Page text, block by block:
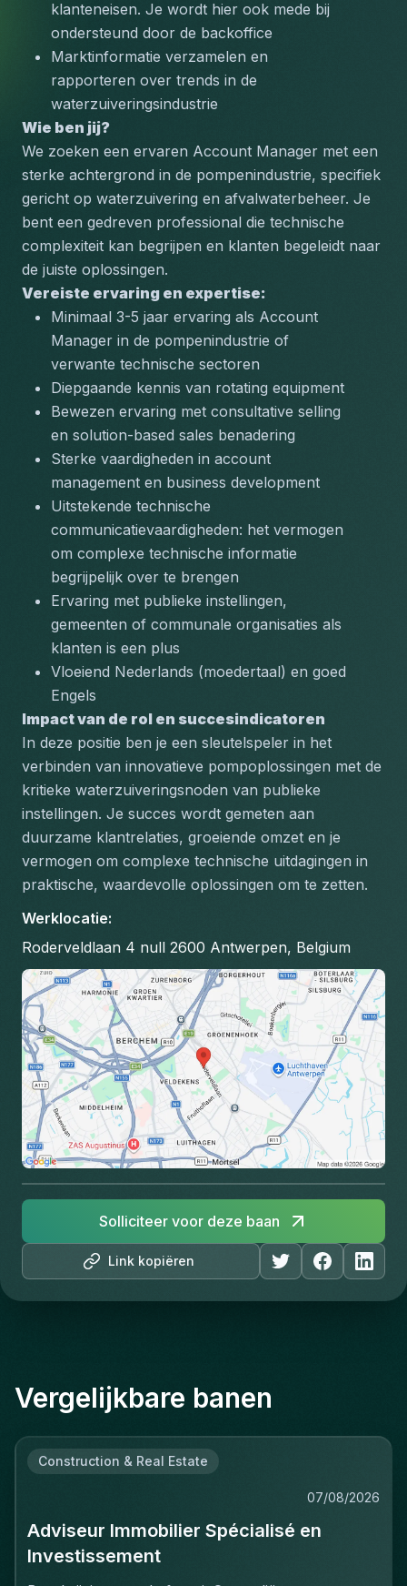
klanteneisen. Je wordt hier ook mede bij
ondersteund door de backoffice
Marktinformatie verzamelen en
rapporteren over trends in de
waterzuiveringsindustrie
Wie ben jij?
We zoeken een ervaren Account Manager met een
sterke achtergrond in de pompenindustrie, specifiek
gericht op waterzuivering en afvalwaterbeheer. Je
bent een gedreven professional die technische
complexiteit kan begrijpen en klanten begeleidt naar
de juiste oplossingen.
Vereiste ervaring en expertise:
Minimaal 3-5 jaar ervaring als Account
Manager in de pompenindustrie of
verwante technische sectoren
Diepgaande kennis van rotating equipment
Bewezen ervaring met consultative selling
en solution-based sales benadering
Sterke vaardigheden in account
management en business development
Uitstekende technische
communicatievaardigheden: het vermogen
om complexe technische informatie
begrijpelijk over te brengen
Ervaring met publieke instellingen,
gemeenten of communale organisaties als
klanten is een plus
Vloeiend Nederlands (moedertaal) en goed
Engels
Impact van de rol en succesindicatoren
In deze positie ben je een sleutelspeler in het
verbinden van innovatieve pompoplossingen met de
kritieke waterzuiveringsnoden van publieke
instellingen. Je succes wordt gemeten aan
duurzame klantrelaties, groeiende omzet en je
vermogen om complexe technische uitdagingen in
praktische, waardevolle oplossingen om te zetten.
Werklocatie:
Roderveldlaan 4 null 2600 Antwerpen, Belgium
Link kopiëren
Solliciteer voor deze baan
Vergelijkbare banen
Construction & Real Estate
07/08/2026
Adviseur Immobilier Spécialisé en
Investissement